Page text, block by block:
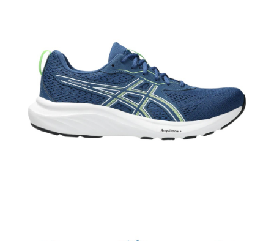
Ceuta y Melilla
populares